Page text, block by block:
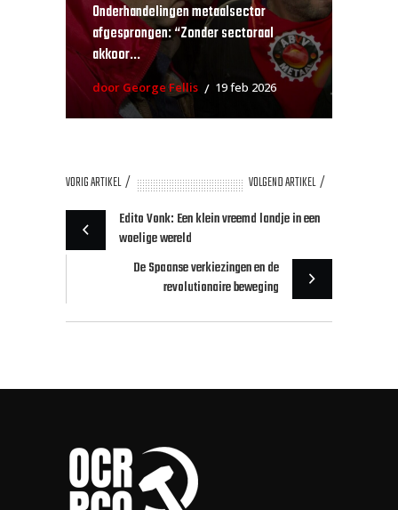
Onderhandelingen metaalsector
afgesprongen: “Zonder sectoraal
akkoor...
door George Fellis 19 feb 2026
VORIG ARTIKEL
VOLGEND ARTIKEL
Edito Vonk: Een klein vreemd landje in een
woelige wereld
De Spaanse verkiezingen en de
revolutionaire beweging